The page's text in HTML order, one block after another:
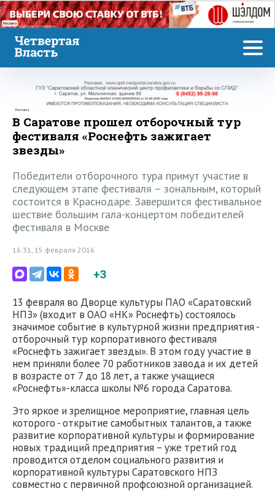
Реклама
Реклама
В Саратове прошел отборочный тур
фестиваля «Роснефть зажигает
звезды»
Победители отборочного тура примут участие в
следующем этапе фестиваля – зональным, который
состоится в Краснодаре. Завершится фестивальное
шествие большим гала-концертом победителей
фестиваля в Москве
16:31, 15 февраля 2016
+3
13 февраля во Дворце культуры ПАО «Саратовский
НПЗ» (входит в ОАО «НК» Роснефть) состоялось
значимое событие в культурной жизни предприятия -
отборочный тур корпоративного фестиваля
«Роснефть зажигает звезды». В этом году участие в
нем приняли более 70 работников завода и их детей
в возрасте от 7 до 18 лет, а также учащиеся
«Роснефть»-класса школы №6 города Саратова.
Это яркое и зрелищное мероприятие, главная цель
которого - открытие самобытных талантов, а также
развитие корпоративной культуры и формирование
новых традиций предприятия – уже третий год
проводится отделом социального развития и
корпоративной культуры Саратовского НПЗ
совместно с первичной профсоюзной организацией.